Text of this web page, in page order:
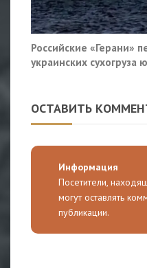
Российские «Герани»
украинских
ОСТАВИТЬ
Информация
Посетители,
могут оставлять
публикации.